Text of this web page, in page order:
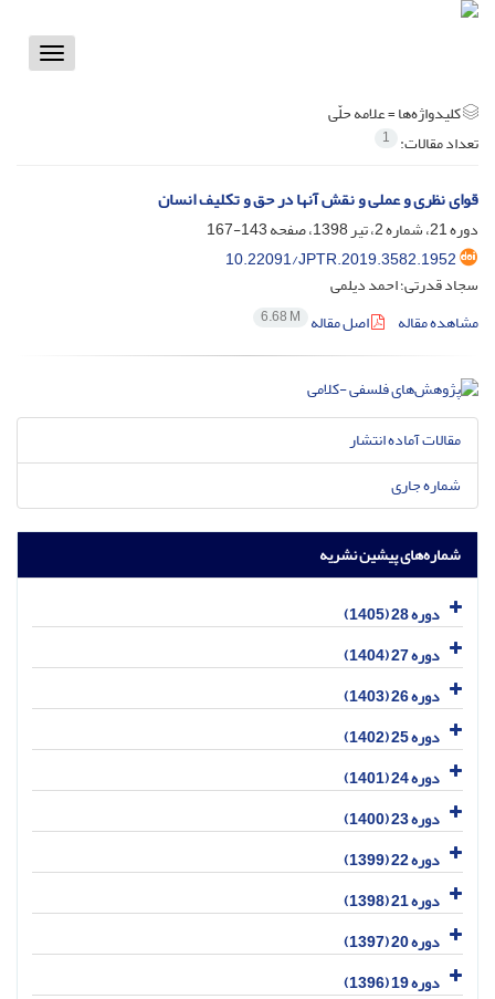
Toggle
کلیدواژه‌ها =علامه حلّی‌‌
تعداد مقالات: 1
قوای نظری و عملی و نقش آنها در حق و تکلیف انسان
دوره 21، شماره 2، تیر 1398، صفحه
143-167
10.22091/JPTR.2019.3582.1952
سجاد قدرتی؛ احمد دیلمی
مشاهده مقاله
اصل مقاله 6.68 M
مقالات آماده انتشار
شماره جاری
شماره‌های پیشین نشریه
دوره 28 (1405)
دوره 27 (1404)
دوره 26 (1403)
دوره 25 (1402)
دوره 24 (1401)
دوره 23 (1400)
دوره 22 (1399)
دوره 21 (1398)
دوره 20 (1397)
دوره 19 (1396)